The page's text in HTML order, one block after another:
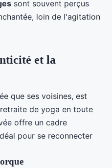
sont souvent perçus
loin de l'agitation
et la
que ses voisines, est
de yoga en toute
offre un cadre
pour se reconnecter